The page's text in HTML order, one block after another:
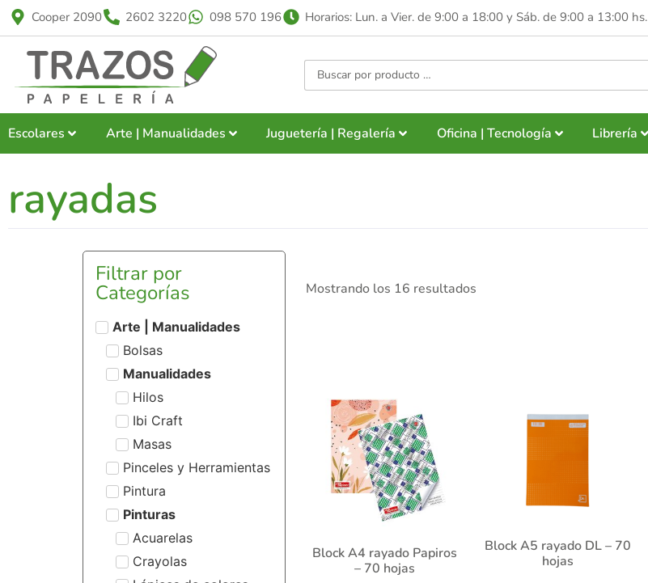
Cooper 2090 2602 3220 098 570 196 Horarios: Lun. a Vier. de 9:00 a 18:00 y Sáb. de 9:00 a 13:00 hs.
Escolares Arte | Manualidades Juguetería | Regalería Oficina | Tecnología Librería
rayadas
Filtrar por
Categorías
Arte | Manualidades
Bolsas
Manualidades
Hilos
Ibi Craft
Masas
Pinceles y Herramientas
Pintura
Pinturas
Acuarelas
Crayolas
Mostrando los 16 resultados
Block A4 rayado Papiros
– 70 hojas
Block A5 rayado DL – 70
hojas